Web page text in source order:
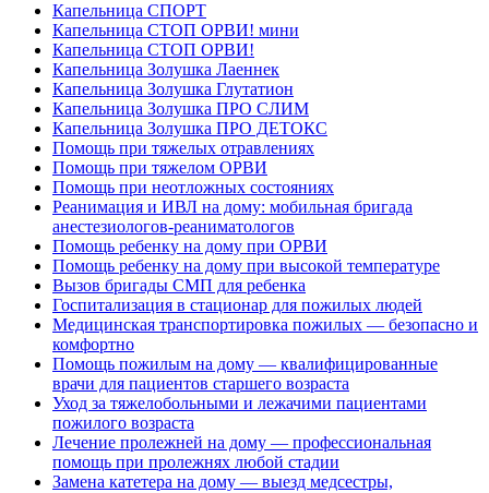
Капельница СПОРТ
Капельница СТОП ОРВИ! мини
Капельница СТОП ОРВИ!
Капельница Золушка Лаеннек
Капельница Золушка Глутатион
Капельница Золушка ПРО СЛИМ
Капельница Золушка ПРО ДЕТОКС
Помощь при тяжелых отравлениях
Помощь при тяжелом ОРВИ
Помощь при неотложных состояниях
Реанимация и ИВЛ на дому: мобильная бригада
анестезиологов-реаниматологов
Помощь ребенку на дому при ОРВИ
Помощь ребенку на дому при высокой температуре
Вызов бригады СМП для ребенка
Госпитализация в стационар для пожилых людей
Медицинская транспортировка пожилых — безопасно и
комфортно
Помощь пожилым на дому — квалифицированные
врачи для пациентов старшего возраста
Уход за тяжелобольными и лежачими пациентами
пожилого возраста
Лечение пролежней на дому — профессиональная
помощь при пролежнях любой стадии
Замена катетера на дому — выезд медсестры,